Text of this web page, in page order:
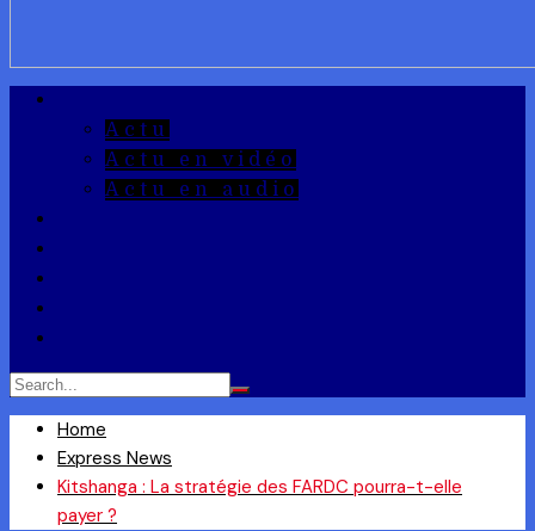
Actu
Actu en vidéo
Actu en audio
Home
Express News
Kitshanga : La stratégie des FARDC pourra-t-elle
payer ?